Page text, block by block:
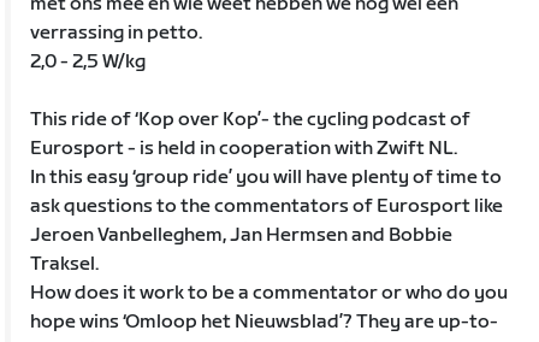
verrassing in petto.
2,0 - 2,5 W/kg
This ride of ‘Kop over Kop’- the cycling podcast of
Eurosport - is held in cooperation with Zwift NL.
In this easy ‘group ride’ you will have plenty of time to
ask questions to the commentators of Eurosport like
Jeroen Vanbelleghem, Jan Hermsen and Bobbie
Traksel.
How does it work to be a commentator or who do you
hope wins ‘Omloop het Nieuwsblad’? They are up-to-